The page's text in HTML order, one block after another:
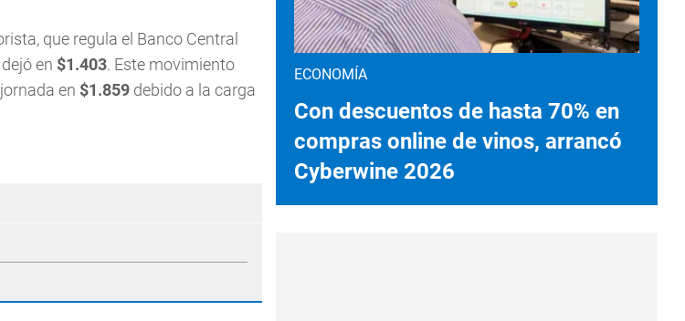
que regula el Banco Central
en $1.403. Este movimiento
en $1.859 debido a la carga
ECONOMÍA
Con descuentos de hasta 70% en
compras online de vinos, arrancó
Cyberwine 2026